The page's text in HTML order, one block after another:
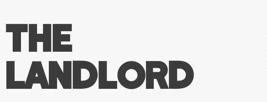
The
Landlord